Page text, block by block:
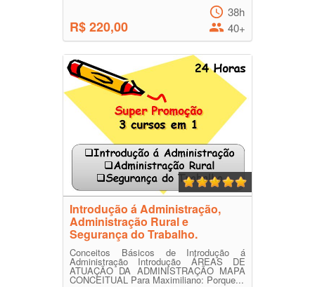
R$ 220,00
38h
40+
Introdução á Administração,
Administração Rural e
Segurança do Trabalho.
Conceitos Básicos de Introdução á
Administração Introdução ÁREAS DE
ATUAÇÃO DA ADMINISTRAÇÃO MAPA
CONCEITUAL Para Maximiliano: Porque...